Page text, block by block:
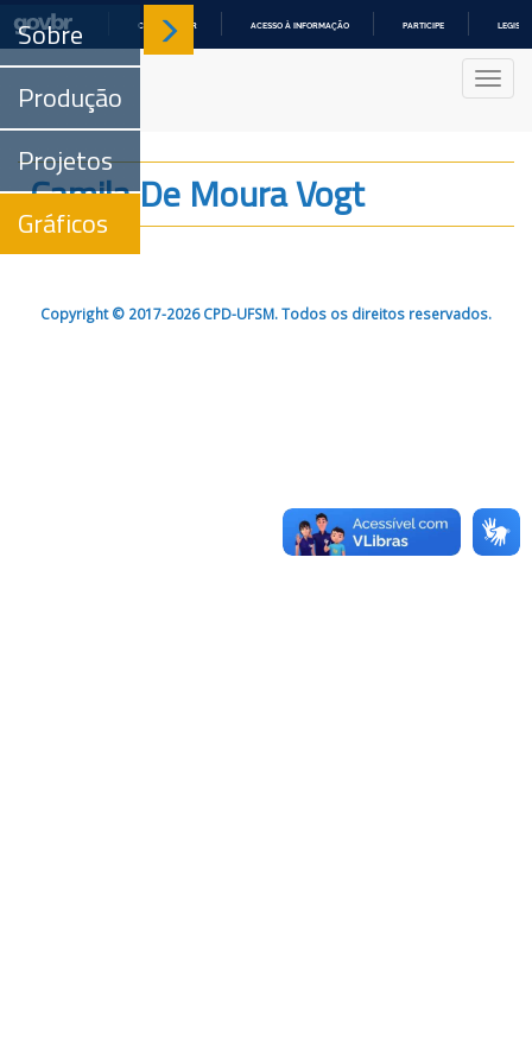
COMUNICA BR ACESSO À INFORMAÇÃO PARTICIPE
Sobre
Produção
Projetos
Gráficos
Camila De Moura Vogt
Copyright © 2017-2026 CPD-UFSM. Todos os direitos reservados.